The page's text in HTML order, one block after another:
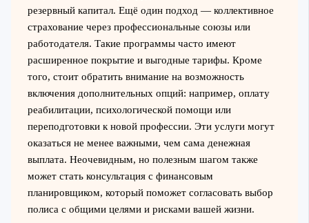
резервный капитал. Ещё один подход — коллективное
страхование через профессиональные союзы или
работодателя. Такие программы часто имеют
расширенное покрытие и выгодные тарифы. Кроме
того, стоит обратить внимание на возможность
включения дополнительных опций: например, оплату
реабилитации, психологической помощи или
переподготовки к новой профессии. Эти услуги могут
оказаться не менее важными, чем сама денежная
выплата. Неочевидным, но полезным шагом также
может стать консультация с финансовым
планировщиком, который поможет согласовать выбор
полиса с общими целями и рисками вашей жизни.